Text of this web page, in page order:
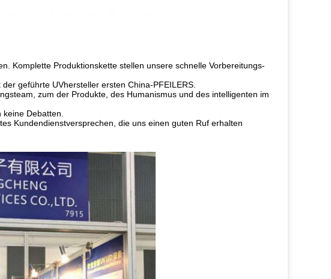
Komplette Produktionskette stellen unsere schnelle Vorbereitungs-
geführte UVhersteller ersten China-PFEILERS.
zum der Produkte, des Humanismus und des intelligenten im
Debatten.
Kundendienstversprechen, die uns einen guten Ruf erhalten